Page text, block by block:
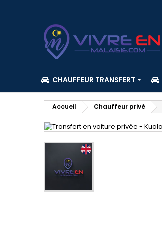
CHAUFFEUR TRANSFERT
Accueil Chauffeur privé